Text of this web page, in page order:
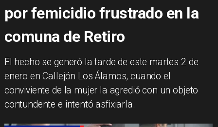
por femicidio frustrado en la
comuna de Retiro
El hecho se generó la tarde de este martes 2 de
enero en Callejón Los Álamos, cuando el
conviviente de la mujer la agredió con un objeto
contundente e intentó asfixiarla.